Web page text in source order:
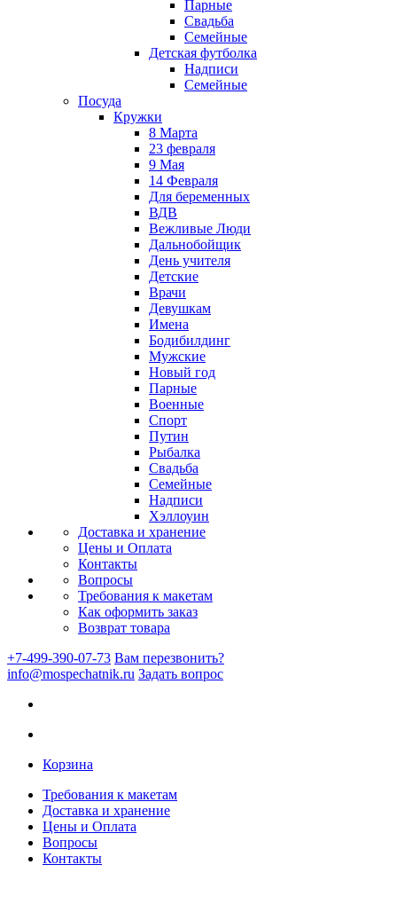
Парные
Свадьба
Семейные
Детская футболка
Надписи
Семейные
Посуда
Кружки
8 Марта
23 февраля
9 Мая
14 Февраля
Для беременных
ВДВ
Вежливые Люди
Дальнобойщик
День учителя
Детские
Врачи
Девушкам
Имена
Бодибилдинг
Мужские
Новый год
Парные
Военные
Спорт
Путин
Рыбалка
Свадьба
Семейные
Надписи
Хэллоуин
Доставка и хранение
Цены и Оплата
Контакты
Вопросы
Требования к макетам
Как оформить заказ
Возврат товара
+7-499-390-07-73 Вам перезвонить?
info@mospechatnik.ru Задать вопрос
Корзина
Требования к макетам
Доставка и хранение
Цены и Оплата
Вопросы
Контакты